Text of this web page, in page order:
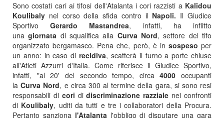
Sono costati cari ai tifosi dell'Atalanta i cori razzisti a Kalidou
Koulibaly nel corso della sfida contro il Napoli. Il Giudice
SportivoGerardo Mastandrea, infatti, ha inflitto
unagiornata di squalifica alla Curva Nord, settore del tifo
organizzato bergamasco. Pena che, però, è in sospeso per
un anno: in caso direcidiva, scatterà il turno a porte chiuse
all'Atleti Azzurri d'Italia. Come riferisce il Giudice Sportivo,
infatti, "al 20' del secondo tempo, circa4000 occupanti
laCurva Nord, e circa 300 al termine della gara, si sono resi
responsabili di cori didiscriminazione razziale nei confronti
di Koulibaly, uditi da tutti e tre i collaboratori della Procura.
Pertanto sanziona l'Atalanta l'obbligo di disputare una gara